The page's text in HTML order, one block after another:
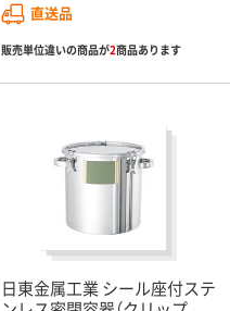
直送品
販売単位違いの商品が2商品あります
日東金属工業 シール座付ステ